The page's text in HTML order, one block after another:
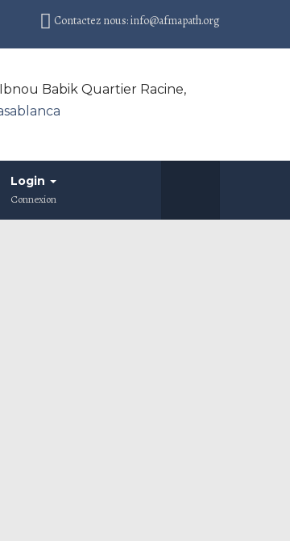
Contactez nous: info@afmapath.org
Babik Quartier Racine,
Login
Connexion